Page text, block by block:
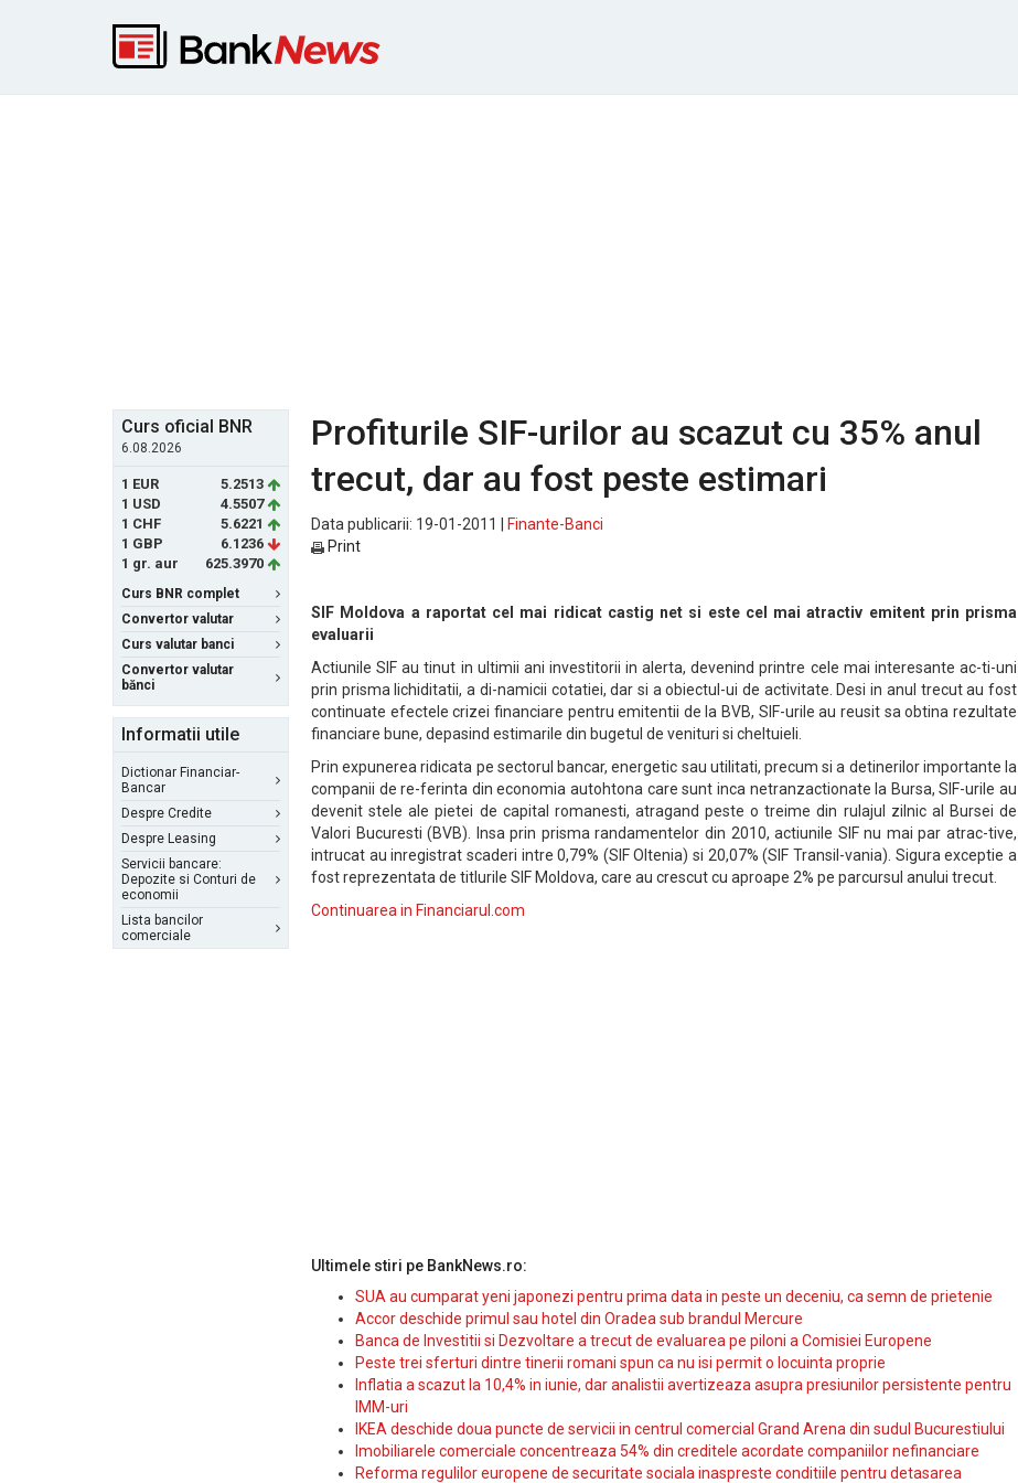
Curs oficial BNR
6.08.2026
1 EUR
5.2513
1 USD
4.5507
1 CHF
5.6221
1 GBP
6.1236
1 gr. aur
625.3970
Curs BNR complet
Convertor valutar
Curs valutar banci
Convertor valutar
bănci
Informatii utile
Dictionar Financiar-
Bancar
Despre Credite
Despre Leasing
Servicii bancare:
Depozite si Conturi de
economii
Lista bancilor
comerciale
Profiturile SIF-urilor au scazut cu 35% anul
trecut, dar au fost peste estimari
Data publicarii: 19-01-2011 |
Finante-Banci
Print
SIF Moldova a raportat cel mai ridicat castig net si este cel mai atractiv emitent prin prisma
evaluarii
Actiunile SIF au tinut in ultimii ani investitorii in alerta, devenind printre cele mai interesante ac-ti-uni
prin prisma lichiditatii, a di-namicii cotatiei, dar si a obiectul-ui de activitate. Desi in anul trecut au fost
continuate efectele crizei financiare pentru emitentii de la BVB, SIF-urile au reusit sa obtina rezultate
financiare bune, depasind estimarile din bugetul de venituri si cheltuieli.
Prin expunerea ridicata pe sectorul bancar, energetic sau utilitati, precum si a detinerilor importante la
companii de re-ferinta din economia autohtona care sunt inca netranzactionate la Bursa, SIF-urile au
devenit stele ale pietei de capital romanesti, atragand peste o treime din rulajul zilnic al Bursei de
Valori Bucuresti (BVB). Insa prin prisma randamentelor din 2010, actiunile SIF nu mai par atrac-tive,
intrucat au inregistrat scaderi intre 0,79% (SIF Oltenia) si 20,07% (SIF Transil-vania). Sigura exceptie a
fost reprezentata de titlurile SIF Moldova, care au crescut cu aproape 2% pe parcursul anului trecut.
Continuarea in Financiarul.com
Ultimele stiri pe BankNews.ro:
SUA au cumparat yeni japonezi pentru prima data in peste un deceniu, ca semn de prietenie
Accor deschide primul sau hotel din Oradea sub brandul Mercure
Banca de Investitii si Dezvoltare a trecut de evaluarea pe piloni a Comisiei Europene
Peste trei sferturi dintre tinerii romani spun ca nu isi permit o locuinta proprie
Inflatia a scazut la 10,4% in iunie, dar analistii avertizeaza asupra presiunilor persistente pentru
IMM-uri
IKEA deschide doua puncte de servicii in centrul comercial Grand Arena din sudul Bucurestiului
Imobiliarele comerciale concentreaza 54% din creditele acordate companiilor nefinanciare
Reforma regulilor europene de securitate sociala inaspreste conditiile pentru detasarea